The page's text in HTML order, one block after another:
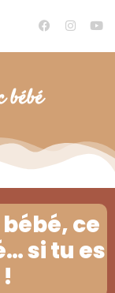
bébé
ce
si tu es